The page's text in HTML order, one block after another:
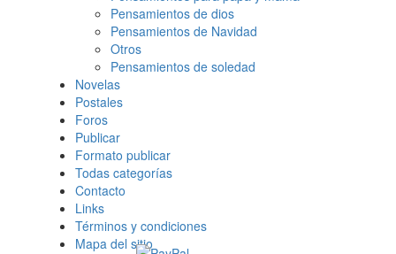
Pensamientos de dios
Pensamientos de Navidad
Otros
Pensamientos de soledad
Novelas
Postales
Foros
Publicar
Formato publicar
Todas categorías
Contacto
Links
Términos y condiciones
Mapa del sitio